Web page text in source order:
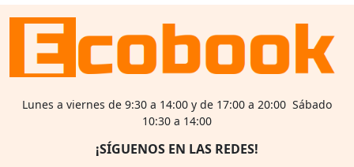
Lunes a viernes de 9:30 a 14:00 y de 17:00 a 20:00 Sábado
10:30 a 14:00
¡SÍGUENOS EN LAS REDES!